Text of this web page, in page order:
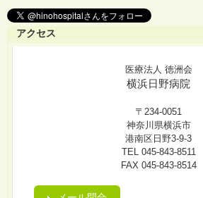
アクセス
医療法人 徳洲会
横浜日野病院
〒234-0051
神奈川県横浜市
港南区日野3-9-3
TEL 045-843-8511
FAX 045-843-8514